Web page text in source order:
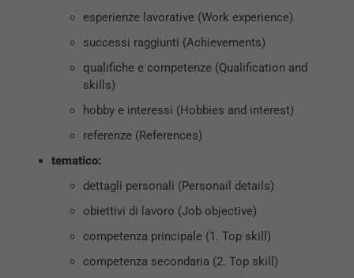
esperienze lavorative (Work experience)
successi raggiunti (Achievements)
qualifiche e competenze (Qualification and
skills)
hobby e interessi (Hobbies and interest)
referenze (References)
tematico:
dettagli personali (Personail details)
obiettivi di lavoro (Job objective)
competenza principale (1. Top skill)
competenza secondaria (2. Top skill)